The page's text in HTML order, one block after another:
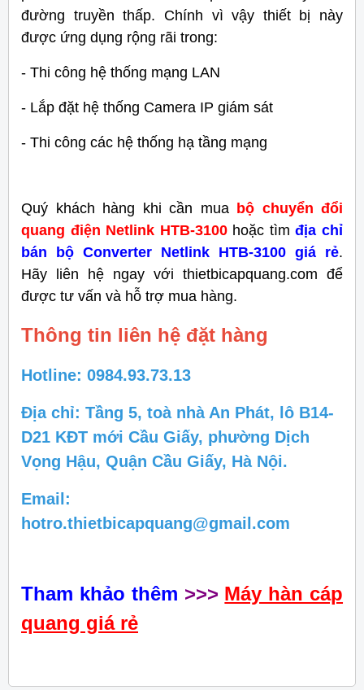
đường truyền thấp. Chính vì vậy thiết bị này
được ứng dụng rộng rãi trong:
- Thi công hệ thống mạng LAN
- Lắp đặt hệ thống Camera IP giám sát
- Thi công các hệ thống hạ tầng mạng
Quý khách hàng khi cần mua bộ chuyển đổi
quang điện Netlink HTB-3100hoặc tìmđịa chỉ
bán bộ Converter Netlink HTB-3100 giá rẻ.
Hãy liên hệ ngay với thietbicapquang.com để
được tư vấn và hỗ trợ mua hàng.
Thông tin liên hệ đặt hàng
Hotline: 0984.93.73.13
Địa chỉ: Tầng 5, toà nhà An Phát, lô B14-
D21 KĐT mới Cầu Giấy, phường Dịch
Vọng Hậu, Quận Cầu Giấy, Hà Nội.
Email:
hotro.thietbicapquang@gmail.com
Tham khảo thêm >>> Máy hàn cáp
quang giá rẻ